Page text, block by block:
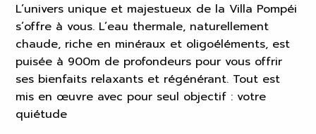
L’univers unique et majestueux de la Villa Pompéi
s’offre à vous. L’eau thermale, naturellement
chaude, riche en minéraux et oligoéléments, est
puisée à 900m de profondeurs pour vous offrir
ses bienfaits relaxants et régénérant. Tout est
mis en œuvre avec pour seul objectif : votre
quiétude